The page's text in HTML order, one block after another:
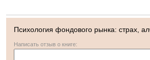
Психология фондового рынка: страх,
Написать отзыв о книге: